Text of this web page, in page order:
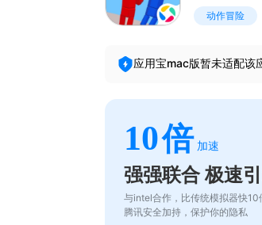
动作冒险
应用宝mac版暂未适配该
10倍 加速
强强联合 极速
与intel合作，比传统模拟器快10
腾讯安全加持，保护你的隐私